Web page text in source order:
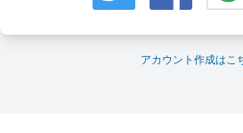
アカウント作成はこ